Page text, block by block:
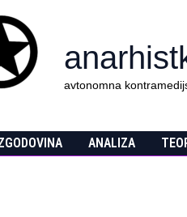
avtonomna
ANALIZA